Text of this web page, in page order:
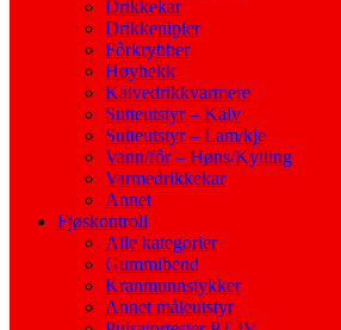
Drikkekar
Drikkenipler
Fôrkrybber
Høyhekk
Kalvedrikkvarmere
Sutteutstyr – Kalv
Sutteutstyr – Lam/kje
Vann/fôr – Høns/Kylling
Varmedrikkekar
Annet
Fjøskontroll
Alle kategorier
Gummibend
Kranmunnstykker
Annet måleutstyr